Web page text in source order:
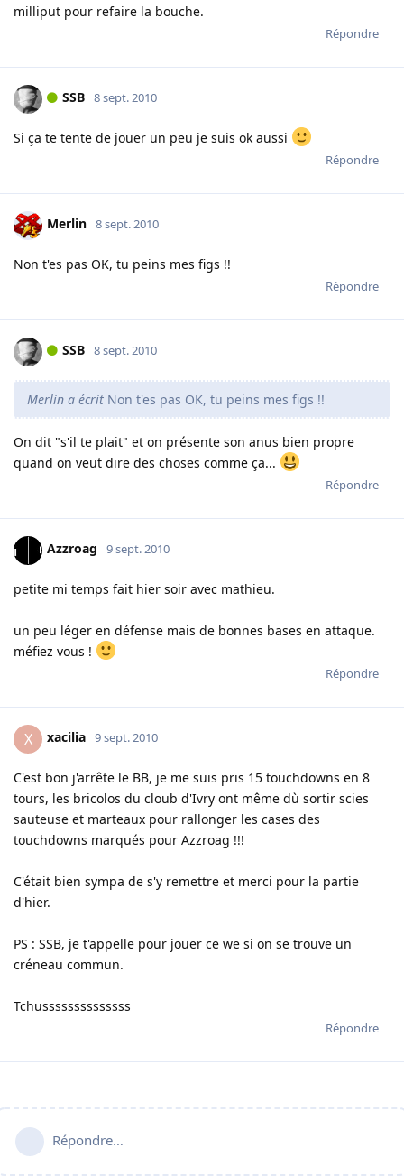
milliput pour refaire la bouche.
Répondre
SSB 8 sept. 2010
Si ça te tente de jouer un peu je suis ok aussi
Répondre
Merlin 8 sept. 2010
Non t'es pas OK, tu peins mes figs !!
Répondre
SSB 8 sept. 2010
Merlin a écrit Non t'es pas OK, tu peins mes figs !!
On dit "s'il te plait" et on présente son anus bien propre
quand on veut dire des choses comme ça...
Répondre
Azzroag 9 sept. 2010
petite mi temps fait hier soir avec mathieu.
un peu léger en défense mais de bonnes bases en attaque.
méfiez vous !
Répondre
X xacilia 9 sept. 2010
C'est bon j'arrête le BB, je me suis pris 15 touchdowns en 8
tours, les bricolos du cloub d'Ivry ont même dù sortir scies
sauteuse et marteaux pour rallonger les cases des
touchdowns marqués pour Azzroag !!!
C'était bien sympa de s'y remettre et merci pour la partie
d'hier.
PS : SSB, je t'appelle pour jouer ce we si on se trouve un
créneau commun.
Tchussssssssssssss
Répondre
Répondre…